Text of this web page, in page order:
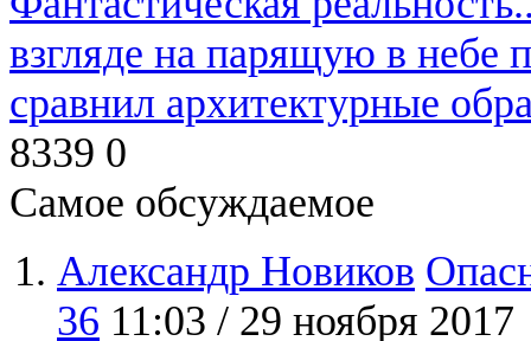
взгляде на парящую в
сравнил архитектурные
8339 0
Самое обсуждаемое
Александр Новиков
36 11:03 / 29 ноября 2017